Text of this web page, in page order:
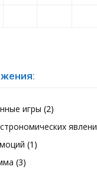
игры (2)
(1)
(3)